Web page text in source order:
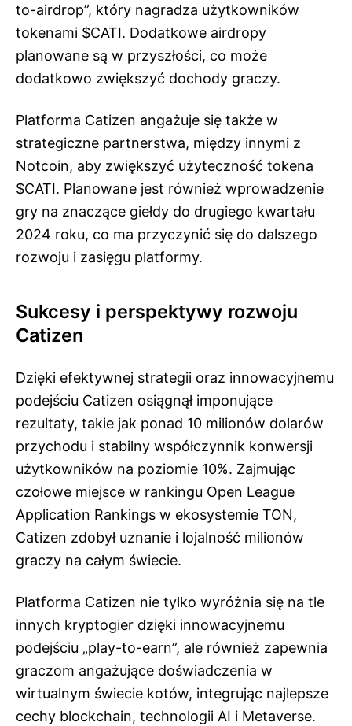
to-airdrop”, który nagradza użytkowników
tokenami $CATI. Dodatkowe airdropy
planowane są w przyszłości, co może
dodatkowo zwiększyć dochody graczy.
Platforma Catizen angażuje się także w
strategiczne partnerstwa, między innymi z
Notcoin, aby zwiększyć użyteczność tokena
$CATI. Planowane jest również wprowadzenie
gry na znaczące giełdy do drugiego kwartału
2024 roku, co ma przyczynić się do dalszego
rozwoju i zasięgu platformy.
Sukcesy i perspektywy rozwoju
Catizen
Dzięki efektywnej strategii oraz innowacyjnemu
podejściu Catizen osiągnął imponujące
rezultaty, takie jak ponad 10 milionów dolarów
przychodu i stabilny współczynnik konwersji
użytkowników na poziomie 10%. Zajmując
czołowe miejsce w rankingu Open League
Application Rankings w ekosystemie TON,
Catizen zdobył uznanie i lojalność milionów
graczy na całym świecie.
Platforma Catizen nie tylko wyróżnia się na tle
innych kryptogier dzięki innowacyjnemu
podejściu „play-to-earn”, ale również zapewnia
graczom angażujące doświadczenia w
wirtualnym świecie kotów, integrując najlepsze
cechy blockchain, technologii AI i Metaverse.